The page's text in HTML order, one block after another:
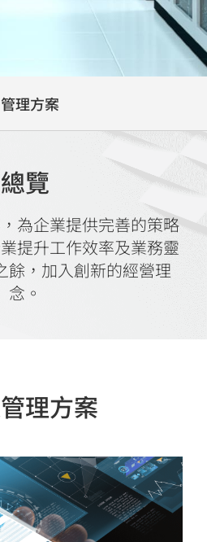
管理方案
總覽
為企業提供完善的策略
提升工作效率及業務靈
餘，加入創新的經營理
念。
理方案